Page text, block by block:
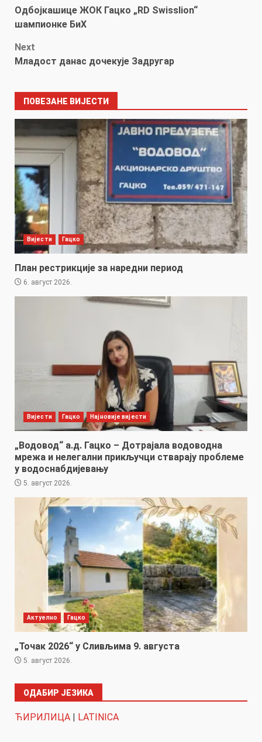
navigation
Одбојкашице ЖОК Гацкo „RD Swisslion“
шампионке БиХ
Next
Младост данас дочекује Задругар
ПОВЕЗАНЕ ВИЈЕСТИ
Вијести Гацко
План рестрикције за наредни период
6. август 2026.
Вијести Гацко Најновије вијести
„Водовод“ а.д. Гацко – Дотрајала водоводна
мрежа и нелегални прикључци стварају проблеме
у водоснабдијевању
5. август 2026.
Актуелно Гацко
„Точак 2026“ у Сливљима 9. августа
5. август 2026.
ОДАБИР ЈЕЗИКА
ЋИРИЛИЦА | LATINICA